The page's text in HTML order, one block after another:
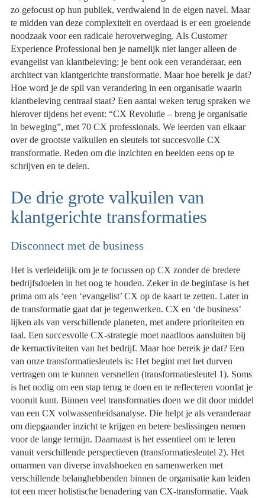
zo gefocust op hun publiek, verdwalend in de eigen navel. Maar
te midden van deze complexiteit en overdaad is er een groeiende
noodzaak voor een radicale heroverweging. Als Customer
Experience Professional ben je namelijk niet langer alleen de
evangelist van klantbeleving; je bent ook een veranderaar, een
architect van klantgerichte transformatie. Maar hoe bereik je dat?
Hoe word je de spil van verandering in een organisatie waarin
klantbeleving centraal staat? Een aantal weken terug spraken we
hierover tijdens het event: “CX Revolutie – breng je organisatie
in beweging”, met 70 CX professionals. We leerden van elkaar
over de grootste valkuilen en sleutels tot succesvolle CX
transformatie. Reden om die inzichten en beelden eens op te
schrijven en te delen.
De drie grote valkuilen van
klantgerichte transformaties
Disconnect met de business
Het is verleidelijk om je te focussen op CX zonder de bredere
bedrijfsdoelen in het oog te houden. Zeker in de beginfase is het
prima om als ‘een ‘evangelist’ CX op de kaart te zetten. Later in
de transformatie gaat dat je tegenwerken. CX en ‘de business’
lijken als van verschillende planeten, met andere prioriteiten en
taal. Een succesvolle CX-strategie moet naadloos aansluiten bij
de kernactiviteiten van het bedrijf. Maar hoe bereik je dat? Een
van onze transformatiesleutels is: Het begint met het durven
vertragen om te kunnen versnellen (transformatiesleutel 1). Soms
is het nodig om een stap terug te doen en te reflecteren voordat je
vooruit kunt. Binnen veel transformaties doen we dit door middel
van een CX volwassenheidsanalyse. Die helpt je als veranderaar
om diepgaander inzicht te krijgen en betere beslissingen nemen
voor de lange termijn. Daarnaast is het essentieel om te leren
vanuit verschillende perspectieven (transformatiesleutel 2). Het
omarmen van diverse invalshoeken en samenwerken met
verschillende belanghebbenden binnen de organisatie kan leiden
tot een meer holistische benadering van CX-transformatie. Vaak